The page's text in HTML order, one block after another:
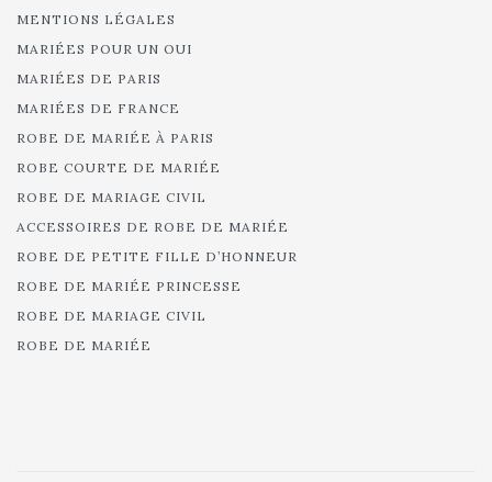
MENTIONS LÉGALES
MARIÉES POUR UN OUI
MARIÉES DE PARIS
MARIÉES DE FRANCE
ROBE DE MARIÉE À PARIS
ROBE COURTE DE MARIÉE
ROBE DE MARIAGE CIVIL
ACCESSOIRES DE ROBE DE MARIÉE
ROBE DE PETITE FILLE D’HONNEUR
ROBE DE MARIÉE PRINCESSE
ROBE DE MARIAGE CIVIL
ROBE DE MARIÉE